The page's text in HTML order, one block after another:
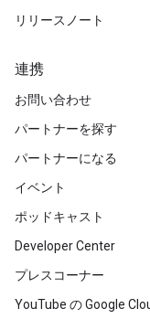
リリースノート
連携
お問い合わせ
パートナーを探す
パートナーになる
イベント
ポッドキャスト
Developer Center
プレスコーナー
YouTube の Google